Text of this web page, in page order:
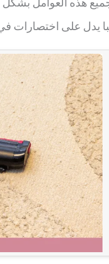
هذه العوامل بشكل
يدل على اختصارات